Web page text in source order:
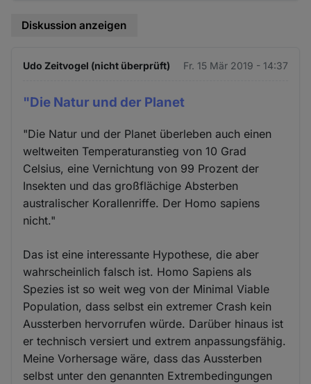
Diskussion anzeigen
Udo Zeitvogel (nicht überprüft) Fr. 15 Mär 2019 - 14:37
"Die Natur und der Planet
"Die Natur und der Planet überleben auch einen
weltweiten Temperaturanstieg von 10 Grad
Celsius, eine Vernichtung von 99 Prozent der
Insekten und das großflächige Absterben
australischer Korallenriffe. Der Homo sapiens
nicht."
Das ist eine interessante Hypothese, die aber
wahrscheinlich falsch ist. Homo Sapiens als
Spezies ist so weit weg von der Minimal Viable
Population, dass selbst ein extremer Crash kein
Aussterben hervorrufen würde. Darüber hinaus ist
er technisch versiert und extrem anpassungsfähig.
Meine Vorhersage wäre, dass das Aussterben
selbst unter den genannten Extrembedingungen